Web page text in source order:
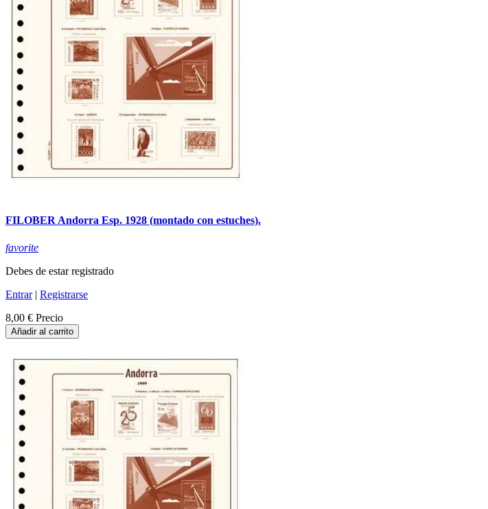
FILOBER Andorra Esp. 1928 (montado con estuches).
favorite
Debes de estar registrado
Entrar| Registrarse
8,00 € Precio
Añadir al carrito